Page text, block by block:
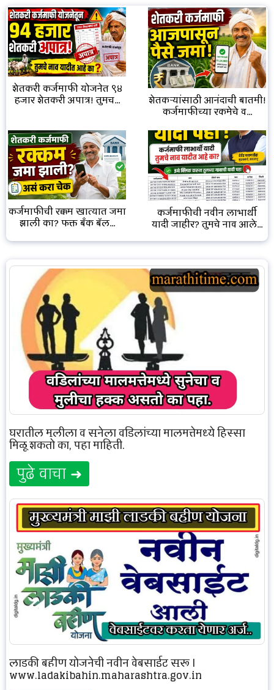
शेतकरी कर्जमाफी योजनेत ९४
हजार शेतकरी अपात्र! तुमच... शेतकऱ्यांसाठी आनंदाची बातमी!
कर्जमाफीच्या रकमेचे व...
कर्जमाफीची रक्कम खात्यात जमा
झाली का? फक्त बँक बॅल...
कर्जमाफीची नवीन लाभार्थी
यादी जाहीर? तुमचे नाव आले...
घरातील मुलीला व सुनेला वडिलांच्या मालमत्तेमध्ये हिस्सा
मिळू शकतो का, पहा माहिती.
पुढे वाचा ➜
लाडकी बहीण योजनेची नवीन वेबसाईट सुरू |
www.ladakibahin.maharashtra.gov.in